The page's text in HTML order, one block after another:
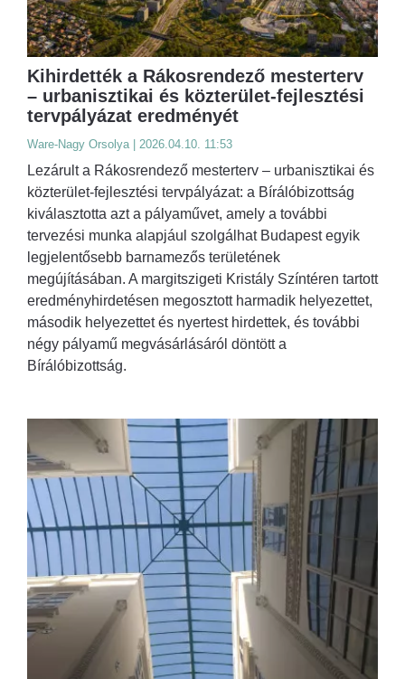
Kihirdették a Rákosrendező mesterterv
– urbanisztikai és közterület-fejlesztési
tervpályázat eredményét
Ware-Nagy Orsolya | 2026.04.10. 11:53
Lezárult a Rákosrendező mesterterv – urbanisztikai és
közterület-fejlesztési tervpályázat: a Bírálóbizottság
kiválasztotta azt a pályaművet, amely a további
tervezési munka alapjául szolgálhat Budapest egyik
legjelentősebb barnamezős területének
megújításában. A margitszigeti Kristály Színtéren tartott
eredményhirdetésen megosztott harmadik helyezettet,
második helyezettet és nyertest hirdettek, és további
négy pályamű megvásárlásáról döntött a
Bírálóbizottság.